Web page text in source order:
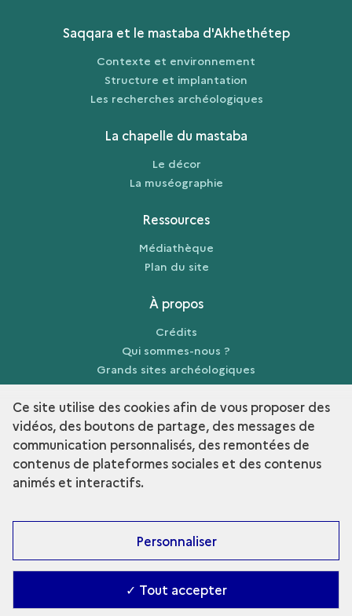
Saqqara et le mastaba d'Akhethétep
Contexte et environnement
Structure et implantation
Les recherches archéologiques
La chapelle du mastaba
Le décor
La muséographie
Ressources
Médiathèque
Plan du site
À propos
Crédits
Qui sommes-nous ?
Grands sites archéologiques
Mentions légales
Découvrir la collection
Ce site utilise des cookies afin de vous proposer des
vidéos, des boutons de partage, des messages de
communication personnalisés, des remontées de
contenus de plateformes sociales et des contenus
animés et interactifs.
Personnaliser
✓ Tout accepter